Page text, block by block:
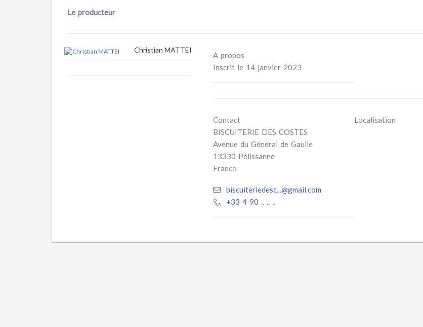
Le producteur
Christian MATTEI
A propos
Inscrit le 14 janvier 2023
Contact
BISCUITERIE DES COSTES
Avenue du Général de Gaulle
13330 Pélissanne
France
biscuiteriedesc...@gmail.com
+33 4 90 .. .. ..
Localisation